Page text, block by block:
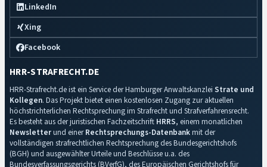
LinkedIn
Xing
Facebook
HRR-STRAFRECHT.DE
HRR-Strafrecht.de ist ein Service der Hamburger Anwaltskanzlei Strate und
Kollegen. Das Projekt bietet einen kostenlosen Zugang zur aktuellen
höchstrichterlichen Rechtsprechung im Strafrecht und Strafverfahrensrecht.
Es besteht aus der juristischen Fachzeitschrift HRRS, einem monatlichen
Newsletterund einerRechtsprechungs-Datenbankmit der
vollständigen strafrechtlichen Rechtsprechung des Bundesgerichtshofs
(BGH) und ausgewählter Urteile und Beschlüsse u.a. des
Bundesverfassungsgerichts (BVerfG), des Europäischen Gerichtshofs für